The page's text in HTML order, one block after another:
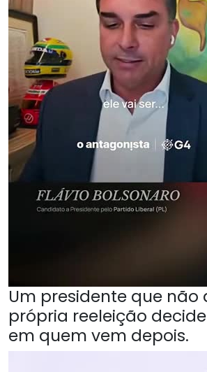
Um presidente que não
própria reeleição
em quem vem depois.